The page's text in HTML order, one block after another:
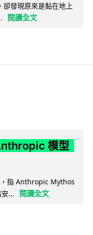
卻發現原來是黏在地上
閱讀全文
模型
指 Anthropic Mythos
...
閱讀全文